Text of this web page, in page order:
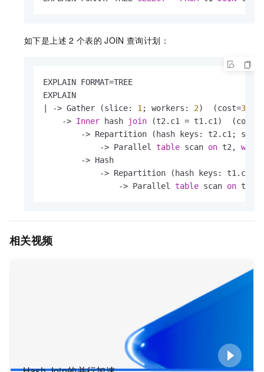
如下是上述 2 个表的 JOIN 查询计划：
EXPLAIN FORMAT=TREE
-> Gather (slice: 1 ; workers: 2)  (cost=33.38
-> Inner hash join (t2.c1 = t1.c1)  (cost
-> Repartition (hash keys: t2.c1;
-> Parallel table scan on t2, with
-> Hash
-> Repartition (hash keys:
-> Parallel table scan on t1,
相关视频